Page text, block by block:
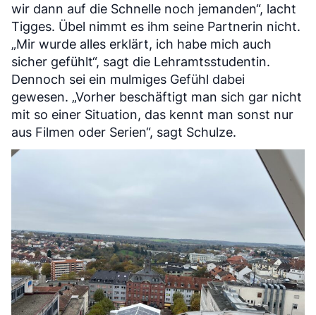
wir dann auf die Schnelle noch jemanden“, lacht
Tigges. Übel nimmt es ihm seine Partnerin nicht.
„Mir wurde alles erklärt, ich habe mich auch
sicher gefühlt“, sagt die Lehramtsstudentin.
Dennoch sei ein mulmiges Gefühl dabei
gewesen. „Vorher beschäftigt man sich gar nicht
mit so einer Situation, das kennt man sonst nur
aus Filmen oder Serien“, sagt Schulze.